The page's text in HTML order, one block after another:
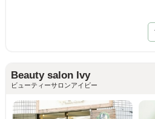
Beauty salon Ivy
ビューティーサロンアイビー